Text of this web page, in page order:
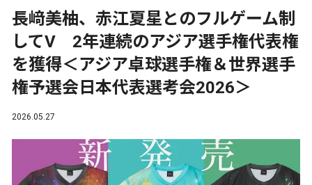
長﨑美柚、赤江夏星とのフルゲーム制
してV 2年連続のアジア選手権代表権
を獲得＜アジア卓球選手権＆世界選手
権予選会日本代表選考会2026＞
2026.05.27